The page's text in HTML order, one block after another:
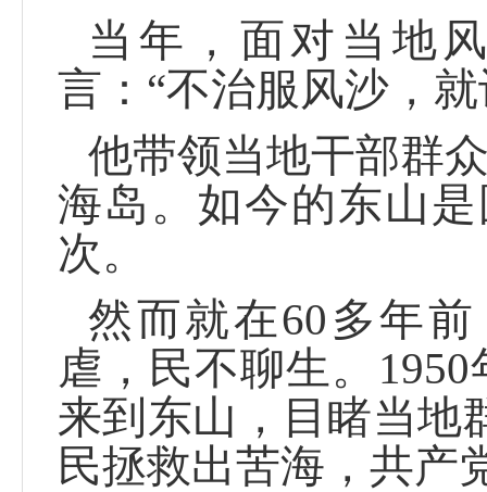
当年，面对当地
言：“不治服风沙，
他带领当地干部群
海岛。如今的东山
次。
然而就在60多年
虐，民不聊生。
来到东山，目睹当地
民拯救出苦海，共产